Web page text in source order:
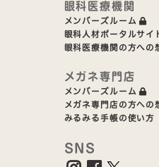
眼科医療機関
メンバーズルーム
眼科人材ポータルサ
眼科医療機関の方への
メガネ専門店
メンバーズルーム
メガネ専門店の方への
みるみる手帳の使い方
SNS